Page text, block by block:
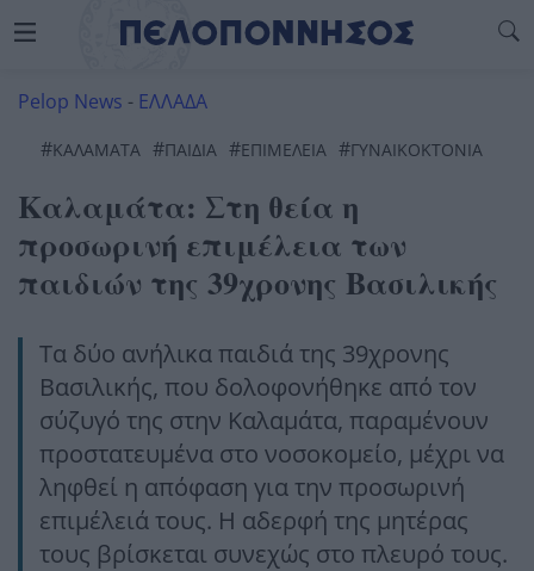
Pelop News - ΕΛΛΑΔΑ
#ΚΑΛΑΜΆΤΑ #ΠΑΙΔΙΆ #ΕΠΙΜΈΛΕΙΑ #ΓΥΝΑΙΚΟΚΤΟΝΊΑ
Καλαμάτα: Στη θεία η
προσωρινή επιμέλεια των
παιδιών της 39χρονης Βασιλικής
Τα δύο ανήλικα παιδιά της 39χρονης
Βασιλικής, που δολοφονήθηκε από τον
σύζυγό της στην Καλαμάτα, παραμένουν
προστατευμένα στο νοσοκομείο, μέχρι να
ληφθεί η απόφαση για την προσωρινή
επιμέλειά τους. Η αδερφή της μητέρας
τους βρίσκεται συνεχώς στο πλευρό τους.